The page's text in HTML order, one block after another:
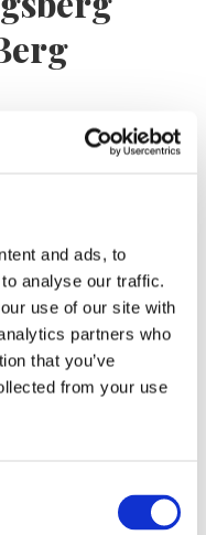
and ads, to
analyse our traffic.
use of our site with
partners who
that you’ve
from your use
av